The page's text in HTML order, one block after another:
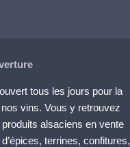
tous les jours pour la
vins. Vous y retrouvez
alsaciens en vente
terrines, confitures,